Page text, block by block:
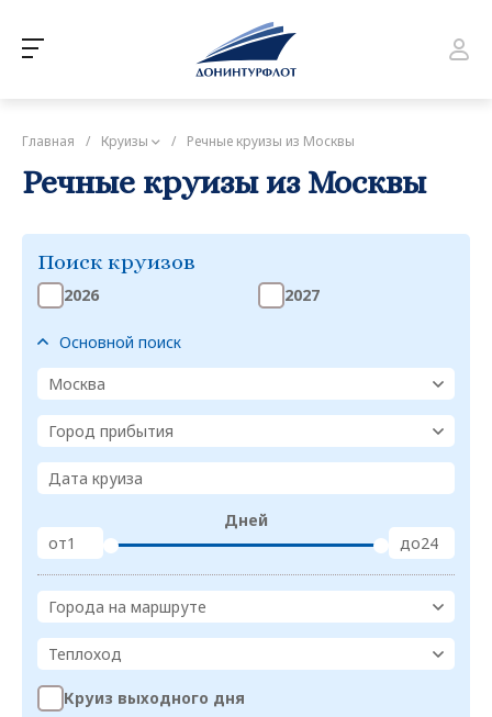
Главная / Круизы / Речные круизы из Москвы
Речные круизы из Москвы
Поиск круизов
2026 2027
Основной поиск
Москва
Город прибытия
Дата круиза
от
Дней
до
Города на маршруте
Теплоход
Круиз выходного дня